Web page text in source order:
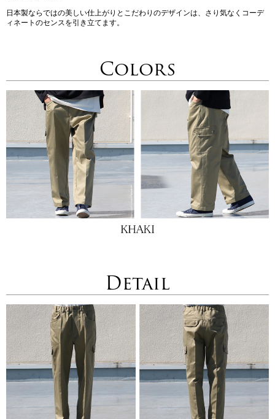
日本製ならではの美しい仕上がりとこだわりのデザインは、さり気なくコーデ
ィネートのセンスを引き立てます。
Colors
Detail